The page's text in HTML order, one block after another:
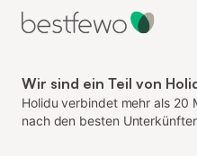
Wir sind ein Teil von
Holidu verbindet mehr als 20
nach den besten